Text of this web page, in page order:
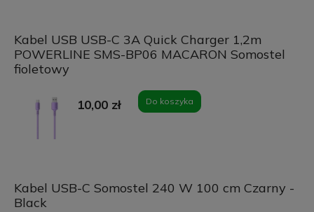
Kabel USB USB-C 3A Quick Charger 1,2m
POWERLINE SMS-BP06 MACARON Somostel
fioletowy
10,00 zł Do koszyka
Kabel USB-C Somostel 240 W 100 cm Czarny -
Black